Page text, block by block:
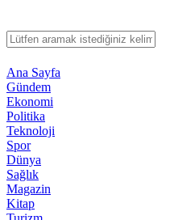
Ana Sayfa
Gündem
Ekonomi
Politika
Teknoloji
Spor
Dünya
Sağlık
Magazin
Kitap